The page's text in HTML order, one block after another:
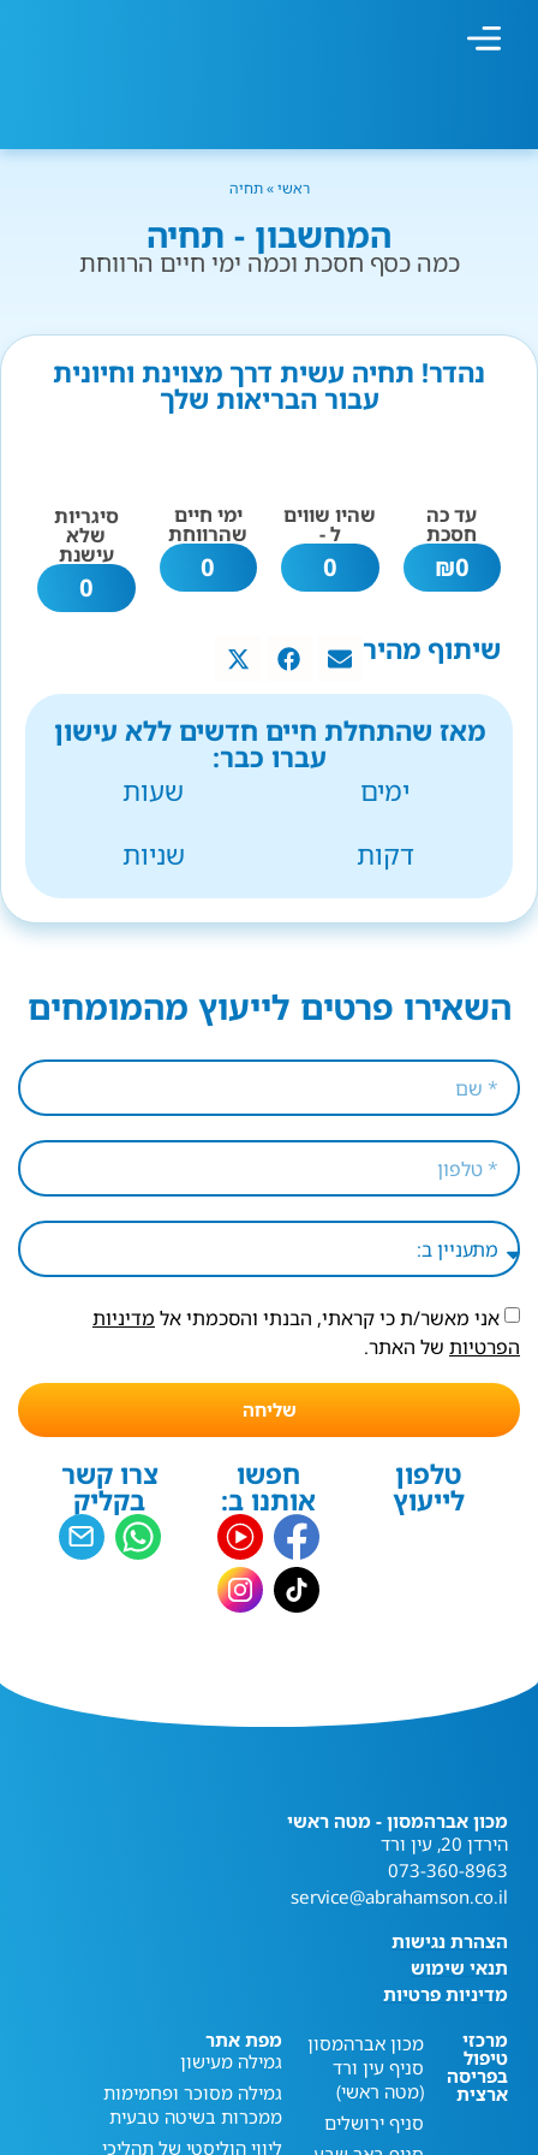
ראשי»תחיה
המחשבון - תחיה
כמה כסף חסכת וכמה ימי חיים הרווחת
נהדר! תחיה עשית דרך מצוינת וחיונית
עבור הבריאות שלך
עד כה
חסכת
0
₪
שהיו שווים
ל -
0
ימי חיים
שהרווחת
0
סיגריות
שלא
עישנת
0
שיתוף מהיר
מאז שהתחלת חיים חדשים ללא עישון
עברו כבר:
ימים
שעות
דקות
שניות
השאירו פרטים לייעוץ מהמומחים
אני מאשר/ת כי קראתי, הבנתי והסכמתי אל מדיניות
הפרטיות של האתר.
שליחה
טלפון
לייעוץ
חפשו
אותנו ב:
צרו קשר
בקליק
מכון אברהמסון - מטה ראשי
הירדן 20, עין ורד
073-360-8963
service@abrahamson.co.il
הצהרת נגישות
תנאי שימוש
מדיניות פרטיות
מרכזי
טיפול
בפריסה
ארצית
מכון אברהמסון
סניף עין ורד
(מטה ראשי)
סניף ירושלים
מפת אתר
גמילה מעישון
גמילה מסוכר ופחמימות
ממכרות בשיטה טבעית
ליווי הוליסטי של תהליכי